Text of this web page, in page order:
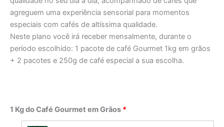
agreguem uma experiência sensorial para momentos
especiais com cafés de altíssima qualidade.
Neste plano você irá receber mensalmente, durante o
período escolhido: 1 pacote de café Gourmet 1kg em grãos
+ 2 pacotes e 250g de café especial a sua escolha.
1 Kg do Café Gourmet em Grãos